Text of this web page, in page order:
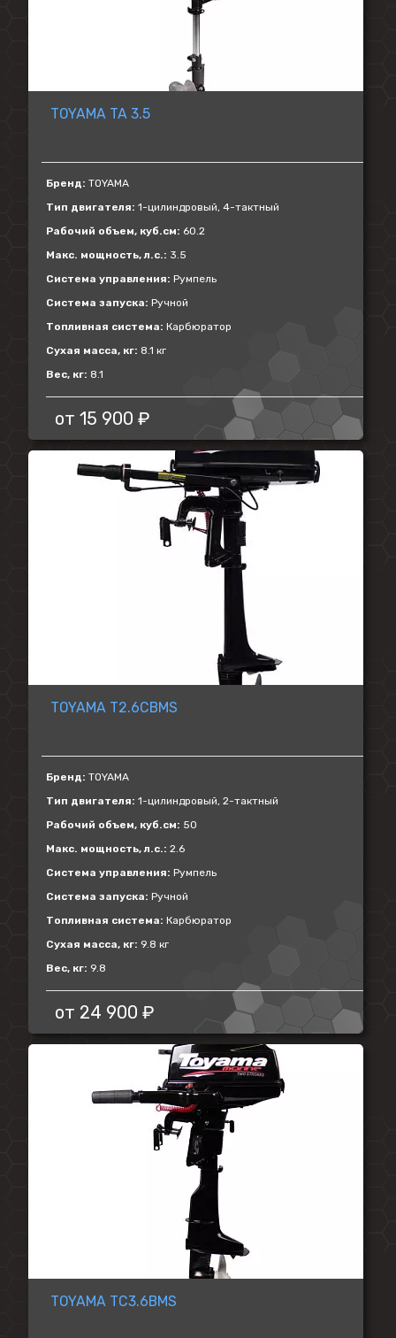
TOYAMA TA 3.5
Бренд: TOYAMA
Тип двигателя: 1-цилиндровый, 4-тактный
Рабочий объем, куб.см: 60.2
Макс. мощность, л.с.: 3.5
Система управления: Румпель
Система запуска: Ручной
Топливная система: Карбюратор
Сухая масса, кг: 8.1 кг
Вес, кг: 8.1
от 15 900 ₽
TOYAMA T2.6CBMS
Бренд: TOYAMA
Тип двигателя: 1-цилиндровый, 2-тактный
Рабочий объем, куб.см: 50
Макс. мощность, л.с.: 2.6
Система управления: Румпель
Система запуска: Ручной
Топливная система: Карбюратор
Сухая масса, кг: 9.8 кг
Вес, кг: 9.8
от 24 900 ₽
TOYAMA TC3.6BMS